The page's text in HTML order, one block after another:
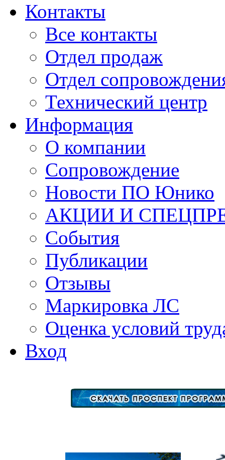
Контакты
Все контакты
Отдел продаж
Отдел
Технический центр
Информация
О компании
Сопровождение
Новости ПО Юнико
АКЦИИ И
События
Публикации
Отзывы
Маркировка ЛС
Оценка условий
Вход